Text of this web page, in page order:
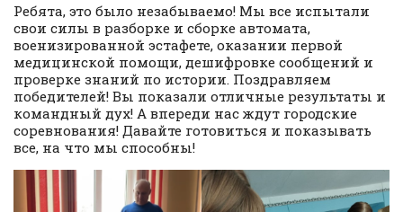
Ребята, это было незабываемо! Мы все испытали
свои силы в разборке и сборке автомата,
военизированной эстафете, оказании первой
медицинской помощи, дешифровке сообщений и
проверке знаний по истории. Поздравляем
победителей! Вы показали отличные результаты и
командный дух! А впереди нас ждут городские
соревнования! Давайте готовиться и показывать
все, на что мы способны!